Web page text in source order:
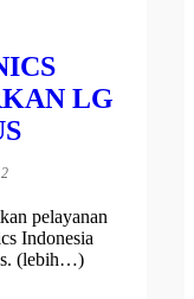
LG
pelayanan
Indonesia
(lebih…)